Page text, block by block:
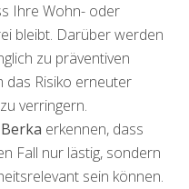
Ihre Wohn- oder
bleibt. Darüber werden
zu präventiven
das Risiko erneuter
verringern.
erkennen, dass
Fall nur lästig, sondern
sein können.